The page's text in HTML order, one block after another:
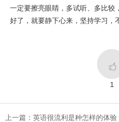
一定要擦亮眼睛，多试听、多比较
好了，就要静下心来，坚持学习，

1
上一篇：英语很流利是种怎样的体